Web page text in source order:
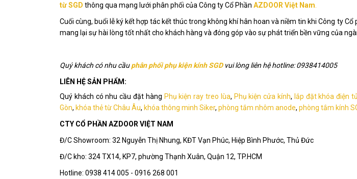
từ SGD thông qua mạng lưới phân phối của Công ty Cổ Phần AZDOOR Việt Nam
Cuối cùng, buổi lễ ký kết hợp tác kết thúc trong không khí hân hoan và niềm tin khi Công ty Cổ
mang lại sự hài lòng tốt nhất cho khách hàng và đóng góp vào sự phát triển bền vững của
Quý khách có nhu cầuphân phối phụ kiện kính SGDvui lòng liên hệ hotline: 0938414005
LIÊN HỆ SẢN PHẨM:
Quý khách có nhu cầu đặt hàng Phụ kiện ray treo lùa, Phụ kiện cửa kính, lắp đặt khóa điện
Gòn, khóa thẻ từ Châu Âu, khóa thông minh Siker, phòng tắm nhôm anode, phòng tắm kính
CTY CỔ PHẦN AZDOOR VIỆT NAM
Đ/C Showroom: 32 Nguyễn Thị Nhung, KĐT Vạn Phúc, Hiệp Bình Phước, Thủ Đức
Đ/C kho: 324 TX14, KP7, phường Thạnh Xuân, Quận 12, TP.HCM
Hotline: 0938 414 005 - 0916 268 001